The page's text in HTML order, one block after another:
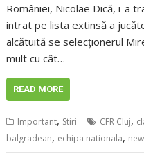
României, Nicolae Dică, i-a
intrat pe lista extinsă a
alcătuită se selecționerul
mult cu cât…
READ MORE
Important, Stiri CFR Cluj,
balgradean, echipa nationala,